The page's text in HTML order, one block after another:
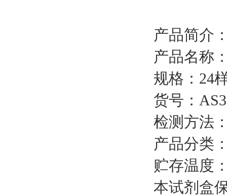
产品简介
产品名称
规格： 24
货号：
检测方法
产品分类
贮存温度
本试剂盒